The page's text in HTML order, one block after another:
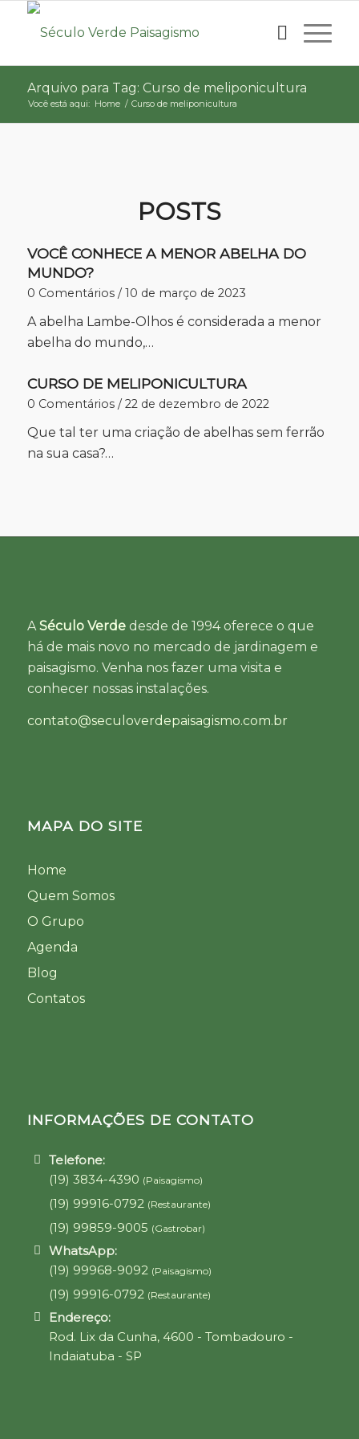
Arquivo para Tag: Curso de meliponicultura
Você está aqui: Home / Curso de meliponicultura
POSTS
VOCÊ CONHECE A MENOR ABELHA DO
MUNDO?
0 Comentários / 10 de março de 2023
A abelha Lambe-Olhos é considerada a menor
abelha do mundo,…
CURSO DE MELIPONICULTURA
0 Comentários / 22 de dezembro de 2022
Que tal ter uma criação de abelhas sem ferrão
na sua casa?…
ASéculo Verdedesde de 1994 oferece o que
há de mais novo no mercado de jardinagem e
paisagismo. Venha nos fazer uma visita e
conhecer nossas instalações.
contato@seculoverdepaisagismo.com.br
MAPA DO SITE
Home
Quem Somos
O Grupo
Agenda
Blog
Contatos
INFORMAÇÕES DE CONTATO
Telefone:
(19) 3834-4390 (Paisagismo)
(19) 99916-0792 (Restaurante)
(19) 99859-9005 (Gastrobar)
WhatsApp:
(19) 99968-9092 (Paisagismo)
(19) 99916-0792 (Restaurante)
Endereço:
Rod. Lix da Cunha, 4600 - Tombadouro -
Indaiatuba - SP